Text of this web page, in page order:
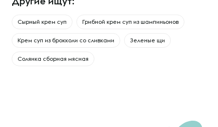
Сырный крем суп Грибной крем суп из шампиньонов
Крем суп из брокколи со сливками Зеленые щи
Солянка сборная мясная